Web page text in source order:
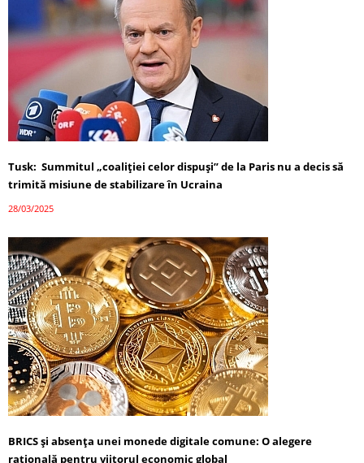
Tusk: Summitul „coaliției celor dispuși” de la Paris nu a decis să
trimită misiune de stabilizare în Ucraina
28/03/2025
BRICS și absența unei monede digitale comune: O alegere
rațională pentru viitorul economic global